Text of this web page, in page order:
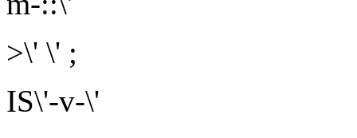
>\' \' ;
IS\'-v-\'